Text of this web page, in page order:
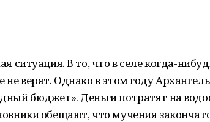
ситуация. В то, что в селе когда-
верят. Однако в этом году
бюджет». Деньги потратят на
обещают, что мучения